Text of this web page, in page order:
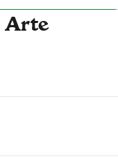
À emporter
Gaulle 91170 Viry
Arte